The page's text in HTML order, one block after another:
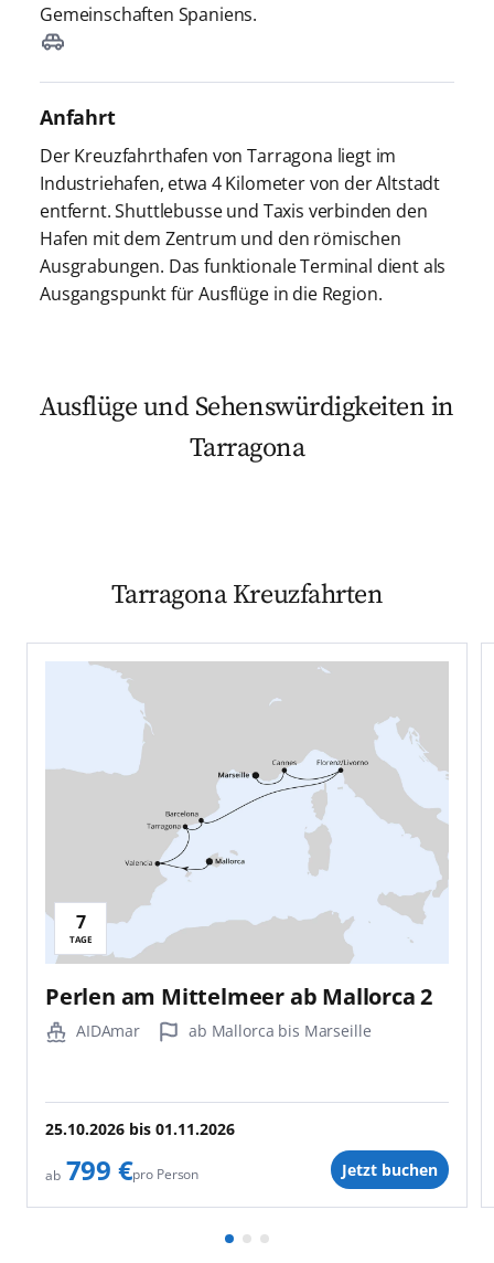
Gemeinschaften Spaniens.
Anfahrt
Der Kreuzfahrthafen von Tarragona liegt im
Industriehafen, etwa 4 Kilometer von der Altstadt
entfernt. Shuttlebusse und Taxis verbinden den
Hafen mit dem Zentrum und den römischen
Ausgrabungen. Das funktionale Terminal dient als
Ausgangspunkt für Ausflüge in die Region.
Ausflüge und Sehenswürdigkeiten in
Tarragona
Tarragona Kreuzfahrten
7
TAGE
Perlen am Mittelmeer ab Mallorca 2
AIDAmar ab Mallorca bis Marseille
25.10.2026 bis 01.11.2026
ab 799 €pro Person Jetzt buchen